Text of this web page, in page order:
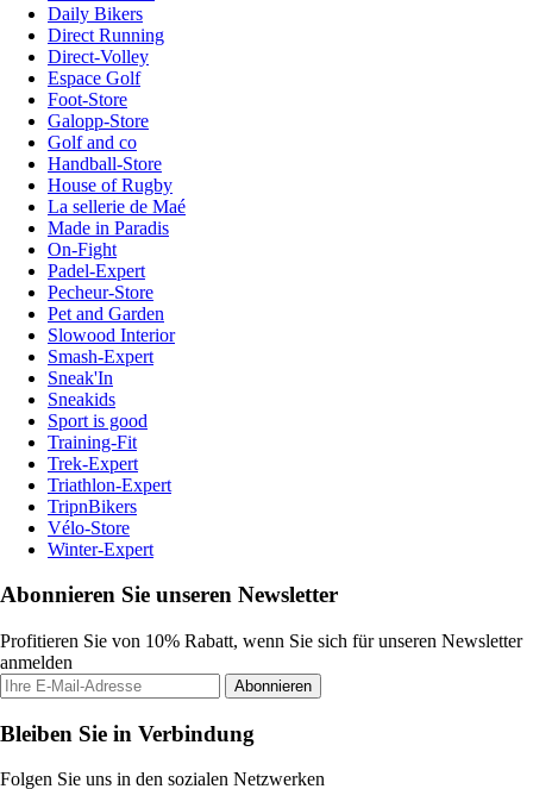
Daily Bikers
Direct Running
Direct-Volley
Espace Golf
Foot-Store
Galopp-Store
Golf and co
Handball-Store
House of Rugby
La sellerie de Maé
Made in Paradis
On-Fight
Padel-Expert
Pecheur-Store
Pet and Garden
Slowood Interior
Smash-Expert
Sneak'In
Sneakids
Sport is good
Training-Fit
Trek-Expert
Triathlon-Expert
TripnBikers
Vélo-Store
Winter-Expert
Abonnieren Sie unseren Newsletter
Profitieren Sie von 10% Rabatt, wenn Sie sich für unseren Newsletter
anmelden
Abonnieren
Bleiben Sie in Verbindung
Folgen Sie uns in den sozialen Netzwerken